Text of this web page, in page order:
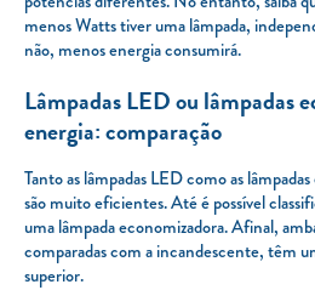
menos Watts tiver uma lâmpada,
não, menos energia consumirá.
Lâmpadas LED ou lâmpadas
energia: comparação
Tanto as lâmpadas LED como as
são muito eficientes. Até é possível
uma lâmpada economizadora. Afinal,
comparadas com a incandescente, têm
superior.